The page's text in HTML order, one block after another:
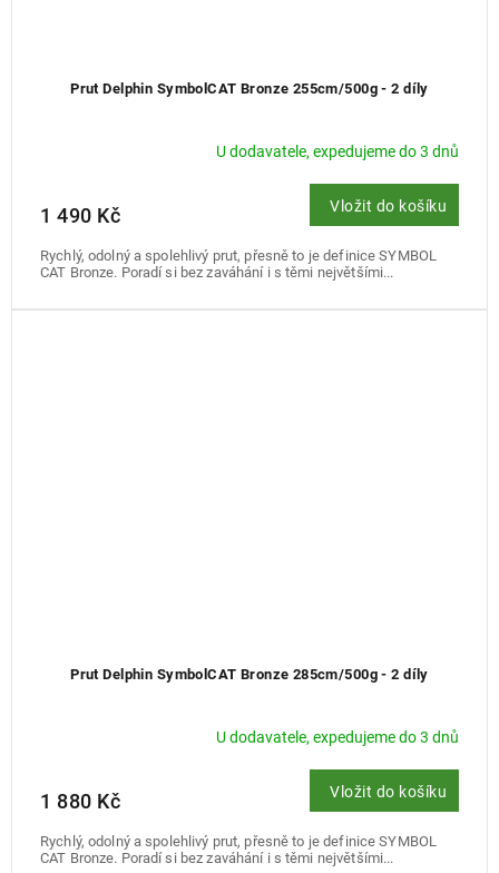
Prut Delphin SymbolCAT Bronze 255cm/500g - 2 díly
U dodavatele, expedujeme do 3 dnů
1 490 Kč Vložit do košíku
Rychlý, odolný a spolehlivý prut, přesně to je definice SYMBOL
CAT Bronze. Poradí si bez zaváhání i s těmi největšími...
Prut Delphin SymbolCAT Bronze 285cm/500g - 2 díly
U dodavatele, expedujeme do 3 dnů
1 880 Kč Vložit do košíku
Rychlý, odolný a spolehlivý prut, přesně to je definice SYMBOL
CAT Bronze. Poradí si bez zaváhání i s těmi největšími...